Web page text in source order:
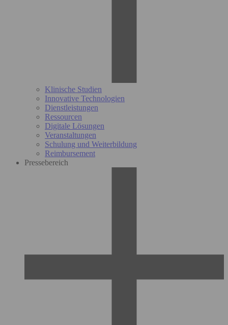
Klinische Studien
Innovative Technologien
Dienstleistungen
Ressourcen
Digitale Lösungen
Veranstaltungen
Schulung und Weiterbildung
Reimbursement
Pressebereich